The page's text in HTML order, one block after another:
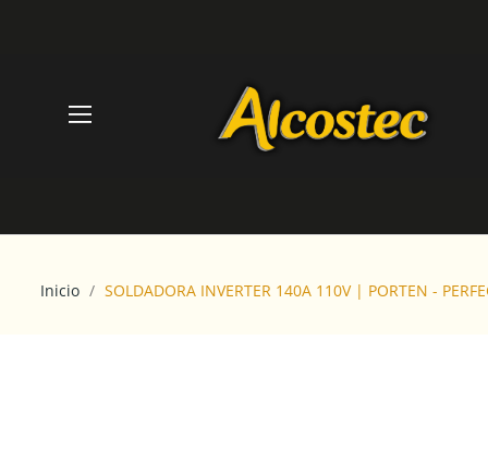
Inicio SOLDADORA INVERTER 140A 110V | PORTEN -